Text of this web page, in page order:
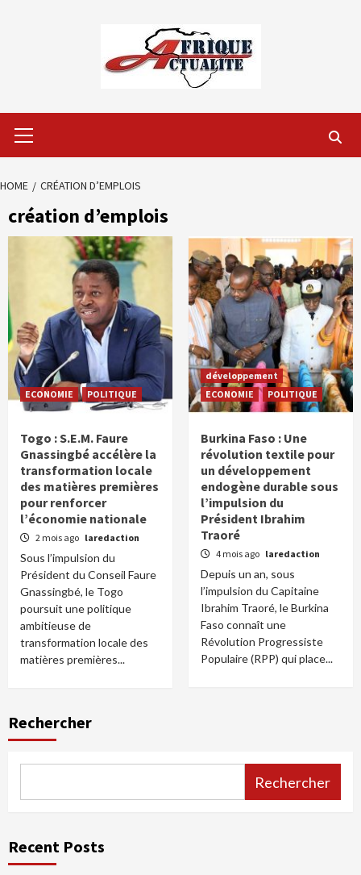
Menu
HOME CRÉATION D’EMPLOIS
création d’emplois
ECONOMIE POLITIQUE
Togo : S.E.M. Faure
Gnassingbé accélère la
transformation locale
des matières premières
pour renforcer
l’économie nationale
2 mois ago laredaction
Sous l’impulsion du
Président du Conseil Faure
Gnassingbé, le Togo
poursuit une politique
ambitieuse de
transformation locale des
matières premières...
développement
ECONOMIE
POLITIQUE
Burkina Faso : Une
révolution textile pour
un développement
endogène durable sous
l’impulsion du
Président Ibrahim
Traoré
4 mois ago laredaction
Depuis un an, sous
l’impulsion du Capitaine
Ibrahim Traoré, le Burkina
Faso connaît une
Révolution Progressiste
Populaire (RPP) qui place...
Rechercher
Rechercher
Recent Posts